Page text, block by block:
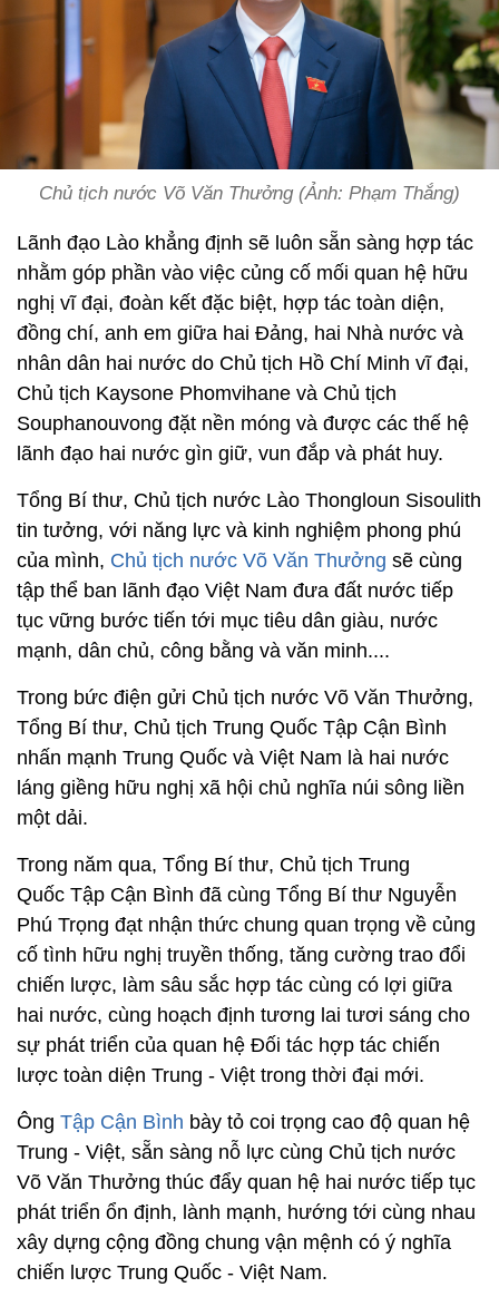
Chủ tịch nước Võ Văn Thưởng (Ảnh: Phạm Thắng)
Lãnh đạo Lào khẳng định sẽ luôn sẵn sàng hợp tác
nhằm góp phần vào việc củng cố mối quan hệ hữu
nghị vĩ đại, đoàn kết đặc biệt, hợp tác toàn diện,
đồng chí, anh em giữa hai Đảng, hai Nhà nước và
nhân dân hai nước do Chủ tịch Hồ Chí Minh vĩ đại,
Chủ tịch Kaysone Phomvihane và Chủ tịch
Souphanouvong đặt nền móng và được các thế hệ
lãnh đạo hai nước gìn giữ, vun đắp và phát huy.
Tổng Bí thư, Chủ tịch nước Lào Thongloun Sisoulith
tin tưởng, với năng lực và kinh nghiệm phong phú
của mình, Chủ tịch nước Võ Văn Thưởng sẽ cùng
tập thể ban lãnh đạo Việt Nam đưa đất nước tiếp
tục vững bước tiến tới mục tiêu dân giàu, nước
mạnh, dân chủ, công bằng và văn minh....
Trong bức điện gửi Chủ tịch nước Võ Văn Thưởng,
Tổng Bí thư, Chủ tịch Trung Quốc Tập Cận Bình
nhấn mạnh Trung Quốc và Việt Nam là hai nước
láng giềng hữu nghị xã hội chủ nghĩa núi sông liền
một dải.
Trong năm qua, Tổng Bí thư, Chủ tịch Trung
Quốc Tập Cận Bình đã cùng Tổng Bí thư Nguyễn
Phú Trọng đạt nhận thức chung quan trọng về củng
cố tình hữu nghị truyền thống, tăng cường trao đổi
chiến lược, làm sâu sắc hợp tác cùng có lợi giữa
hai nước, cùng hoạch định tương lai tươi sáng cho
sự phát triển của quan hệ Đối tác hợp tác chiến
lược toàn diện Trung - Việt trong thời đại mới.
Ông Tập Cận Bình bày tỏ coi trọng cao độ quan hệ
Trung - Việt, sẵn sàng nỗ lực cùng Chủ tịch nước
Võ Văn Thưởng thúc đẩy quan hệ hai nước tiếp tục
phát triển ổn định, lành mạnh, hướng tới cùng nhau
xây dựng cộng đồng chung vận mệnh có ý nghĩa
chiến lược Trung Quốc - Việt Nam.